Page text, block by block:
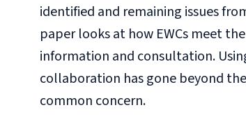
identified and remaining issues
paper looks at how EWCs meet
information and consultation.
collaboration has gone beyond
common concern.